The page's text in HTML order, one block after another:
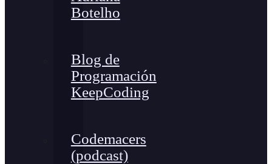
Botelho
Blog de
Programación
KeepCoding
Codemacers
(podcast)